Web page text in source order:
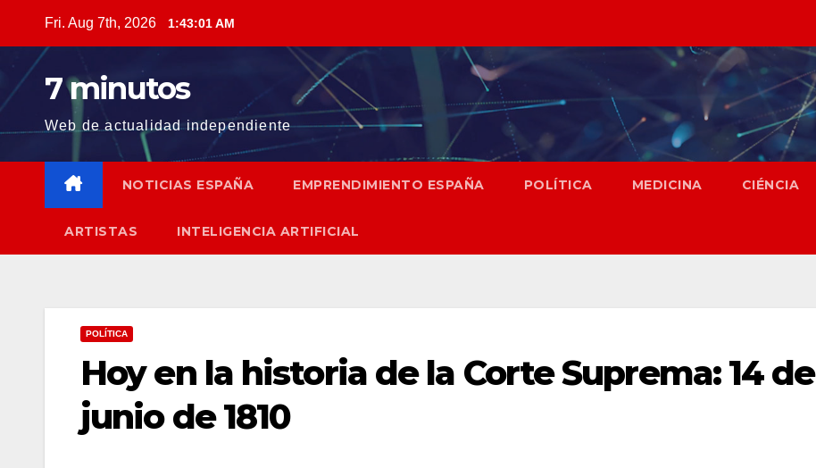
content
Fri. Aug 7th, 2026 1:43:02 AM
7 minutos
Web de actualidad independiente
NOTICIAS ESPAÑA EMPRENDIMIENTO ESPAÑA POLÍTICA MEDICINA CIÉNCIA
ARTISTAS INTELIGENCIA ARTIFICIAL
POLÍTICA
Hoy en la historia de la Corte Suprema: 14 de
junio de 1810